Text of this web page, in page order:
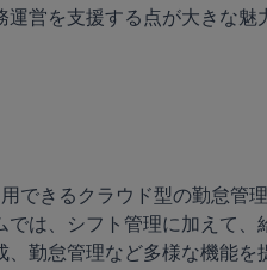
運営を支援する点が大きな魅
できるクラウド型の勤怠管理
では、シフト管理に加えて、
、勤怠管理など多様な機能を